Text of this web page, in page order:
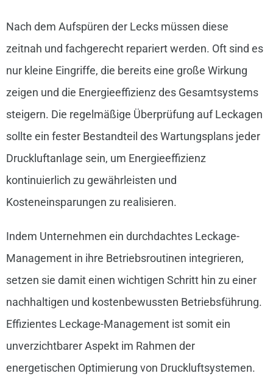
Nach dem Aufspüren der Lecks müssen diese
zeitnah und fachgerecht repariert werden. Oft sind es
nur kleine Eingriffe, die bereits eine große Wirkung
zeigen und die Energieeffizienz des Gesamtsystems
steigern. Die regelmäßige Überprüfung auf Leckagen
sollte ein fester Bestandteil des Wartungsplans jeder
Druckluftanlage sein, um Energieeffizienz
kontinuierlich zu gewährleisten und
Kosteneinsparungen zu realisieren.
Indem Unternehmen ein durchdachtes Leckage-
Management in ihre Betriebsroutinen integrieren,
setzen sie damit einen wichtigen Schritt hin zu einer
nachhaltigen und kostenbewussten Betriebsführung.
Effizientes Leckage-Management ist somit ein
unverzichtbarer Aspekt im Rahmen der
energetischen Optimierung von Druckluftsystemen.